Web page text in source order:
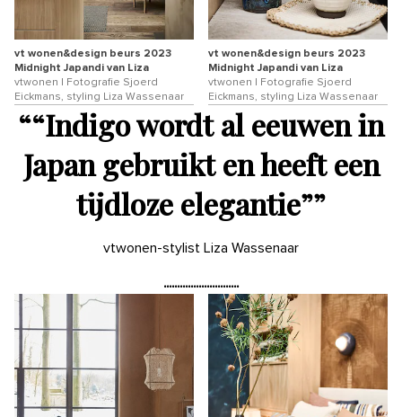
vt wonen&design beurs 2023
Midnight Japandi van Liza
vtwonen | Fotografie Sjoerd
Eickmans, styling Liza Wassenaar
vt wonen&design beurs 2023
Midnight Japandi van Liza
vtwonen | Fotografie Sjoerd
Eickmans, styling Liza Wassenaar
““Indigo wordt al eeuwen in
Japan gebruikt en heeft een
tijdloze elegantie””
vtwonen-stylist Liza Wassenaar